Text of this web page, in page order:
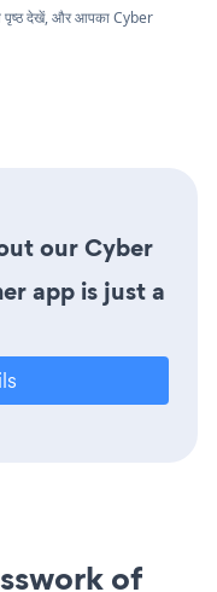
पृष्ठ देखें, और आपका Cyber
our Cyber
app is just a
of